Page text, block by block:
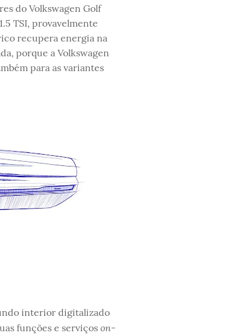
do Volkswagen Golf
TSI, provavelmente
recupera energia na
porque a Volkswagen
para as variantes
interior digitalizado
funções e serviços on-